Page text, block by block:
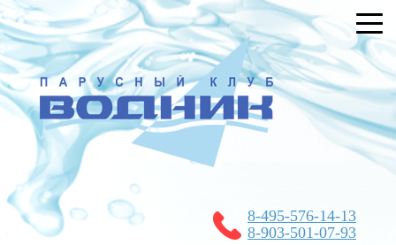
8-495-576-14-13
8-903-501-07-93
УСЛУГИ
БРОНИРОВАНИЕ
О КЛУБЕ
НОВОСТИ
ЯХТ-КЛУБ
ОТЗЫВЫ